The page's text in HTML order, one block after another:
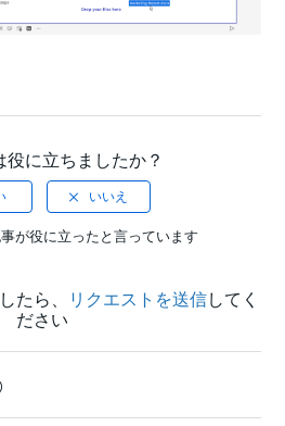
役に立ちましたか？
が役に立ったと言っています
たら、 リクエストを送信してく
ださい